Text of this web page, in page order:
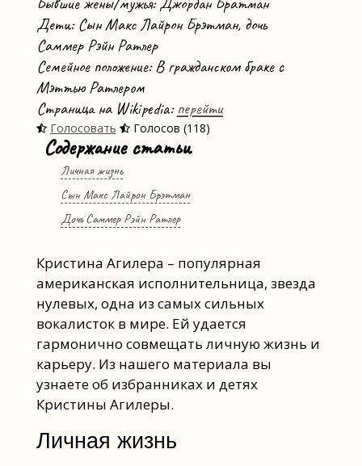
Дети: Сын Макс Лайрон Брэтман, дочь
Саммер Рэйн Ратлер
Семейное положение: В гражданском браке с
Мэттью Ратлером
Страница на Wikipedia: перейти
Голосовать Голосов (118)
Содержание статьи
Личная жизнь
Сын Макс Лайрон Брэтман
Дочь Саммер Рэйн Ратлер
Кристина Агилера – популярная
американская исполнительница, звезда
нулевых, одна из самых сильных
вокалисток в мире. Ей удается
гармонично совмещать личную жизнь и
карьеру. Из нашего материала вы
узнаете об избранниках и детях
Кристины Агилеры.
Личная жизнь